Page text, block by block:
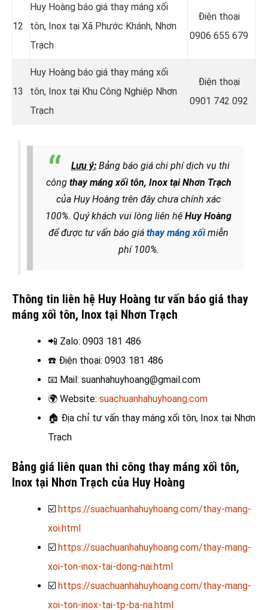
12
Huy Hoàng báo giá thay máng xối
tôn, Inox tại Xã Phước Khánh, Nhơn
Trạch
Điện thoại
0906 655 679
13
Huy Hoàng báo giá thay máng xối
tôn, Inox tại Khu Công Nghiệp Nhơn
Trạch
Điện thoại
0901 742 092
Lưu ý:Bảng báo giá chi phí dịch vụ thi
công thay máng xối tôn, Inox tại Nhơn Trạch
của Huy Hoàng trên đây chưa chính xác
100%. Quý khách vui lòng liên hệ Huy Hoàng
để được tư vấn báo giá thay máng xốimiễn
phí 100%.
Thông tin liên hệ Huy Hoàng tư vấn báo giá thay
máng xối tôn, Inox tại Nhơn Trạch
📲 Zalo: 0903 181 486
☎️ Điện thoại: 0903 181 486
📧 Mail: suanhahuyhoang@gmail.com
🌍 Website: suachuanhahuyhoang.com
🏠 Địa chỉ tư vấn thay máng xối tôn, Inox tại Nhơn
Trạch
Bảng giá liên quan thi công thay máng xối tôn,
Inox tại Nhơn Trạch của Huy Hoàng
☑️ https://suachuanhahuyhoang.com/thay-mang-
xoi.html
☑️ https://suachuanhahuyhoang.com/thay-mang-
xoi-ton-inox-tai-dong-nai.html
☑️ https://suachuanhahuyhoang.com/thay-mang-
xoi-ton-inox-tai-tp-ba-ria.html